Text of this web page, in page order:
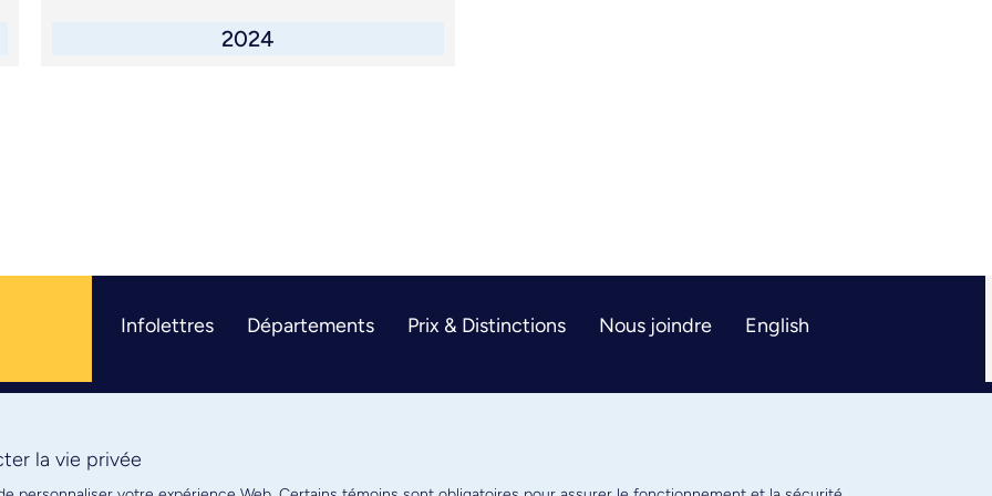
2024
Infolettres Départements Prix & Distinctions Nous joindre English
la vie privée